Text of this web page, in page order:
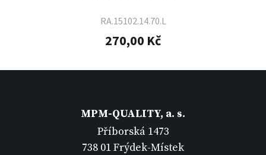
RA.15102.14.70.L
270,00 Kč
MPM-QUALITY, a. s.
Příborská 1473
738 01 Frýdek-Místek